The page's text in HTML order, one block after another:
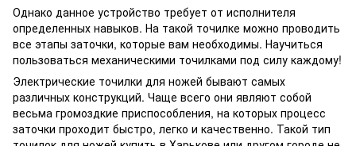
Однако данное устройство требует от исполнителя
определенных навыков. На такой точилке можно проводить
все этапы заточки, которые вам необходимы. Научиться
пользоваться механическими точилками под силу каждому!
Электрические точилки для ножей бывают самых
различных конструкций. Чаще всего они являют собой
весьма громоздкие приспособления, на которых процесс
заточки проходит быстро, легко и качественно. Такой тип